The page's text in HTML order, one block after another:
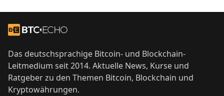
Zur Startseite
Das deutschsprachige Bitcoin- und Blockchain-
Leitmedium seit 2014. Aktuelle News, Kurse und
Ratgeber zu den Themen Bitcoin, Blockchain und
Kryptowährungen.